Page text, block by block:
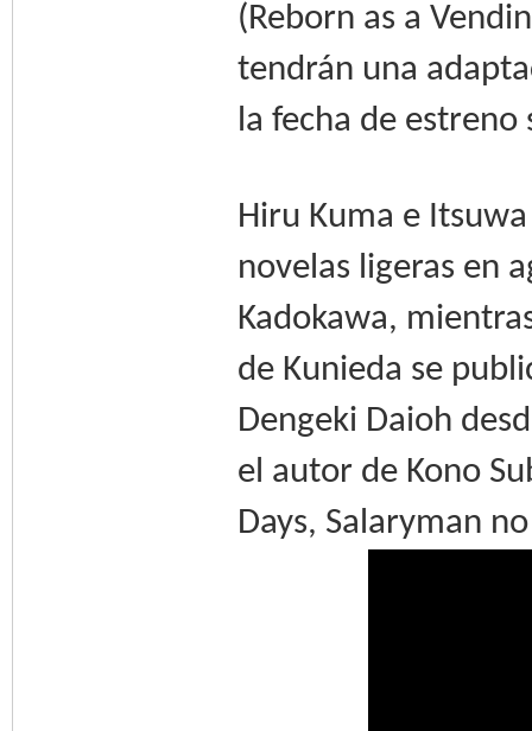
(Reborn as a
tendrán una
la fecha de
Hiru Kuma e
novelas ligeras en
Kadokawa,
de Kunieda se
Dengeki Daioh
el autor de Kono
Days, Salaryman